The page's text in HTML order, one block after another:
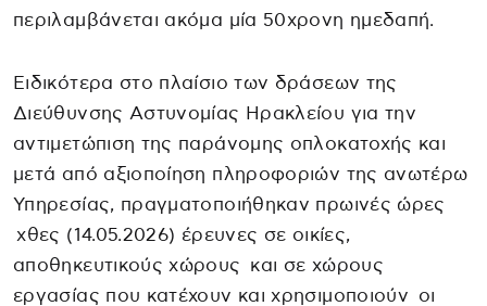
περιλαμβάνεται ακόμα μία 50χρονη ημεδαπή.
Ειδικότερα στο πλαίσιο των δράσεων της
Διεύθυνσης Αστυνομίας Ηρακλείου για την
αντιμετώπιση της παράνομης οπλοκατοχής και
μετά από αξιοποίηση πληροφοριών της ανωτέρω
Υπηρεσίας, πραγματοποιήθηκαν πρωινές ώρες
χθες (14.05.2026) έρευνες σε οικίες,
αποθηκευτικούς χώρους και σε χώρους
εργασίας που κατέχουν και χρησιμοποιούν οι